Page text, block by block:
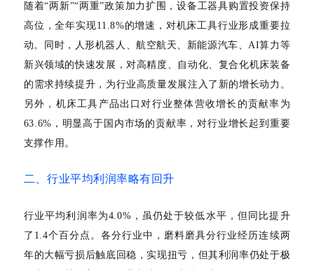
随着“两新”“两重”政策加力扩围，设备工器具购置投资保持
高位，全年实现11.8%的增速，对机床工具行业形成重要拉
动。同时，人形机器人、航空航天、新能源汽车、AI算力等
新兴领域的快速发展，对高精度、自动化、复合化机床装备
的需求持续提升，为行业高质量发展注入了新的增长动力。
另外，机床工具产品出口对行业整体营收增长的贡献率为
63.6%，明显高于国内市场的贡献率，对行业增长起到重要
支撑作用。
二、行业平均利润率略有回升
行业平均利润率为4.0%，虽仍处于较低水平，但同比提升
了1.4个百分点。各分行业中，磨料磨具分行业经历连续两
年的大幅亏损后触底回稳，实现扭亏，但其利润率仍处于极